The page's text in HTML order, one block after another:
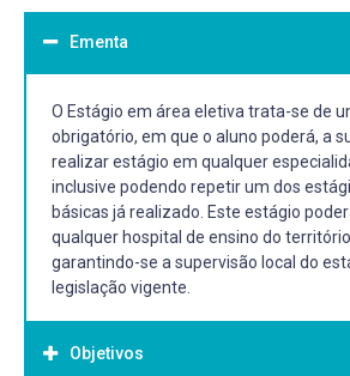
Ementa
O Estágio em área eletiva trata-se de
obrigatório, em que o aluno poderá, a
realizar estágio em qualquer
inclusive podendo repetir um dos
básicas já realizado. Este estágio
qualquer hospital de ensino do
garantindo-se a supervisão local do
legislação vigente.
Objetivos